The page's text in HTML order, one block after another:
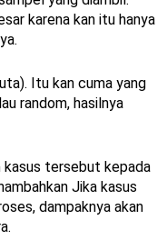
karena kan itu hanya
Itu kan cuma yang
random, hasilnya
kasus tersebut kepada
Jika kasus
dampaknya akan